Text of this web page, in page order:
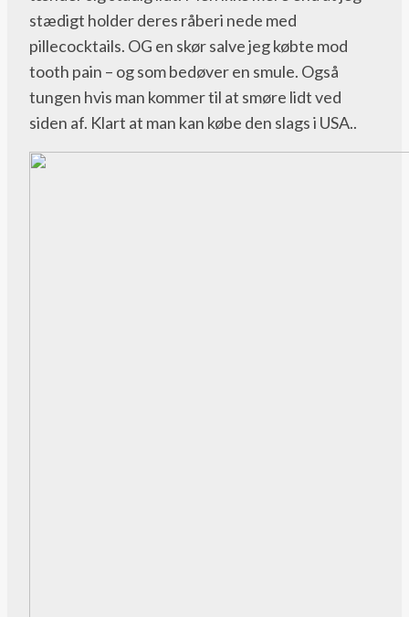
stædigt holder deres råberi nede med
pillecocktails. OG en skør salve jeg købte mod
tooth pain – og som bedøver en smule. Også
tungen hvis man kommer til at smøre lidt ved
siden af. Klart at man kan købe den slags i USA..